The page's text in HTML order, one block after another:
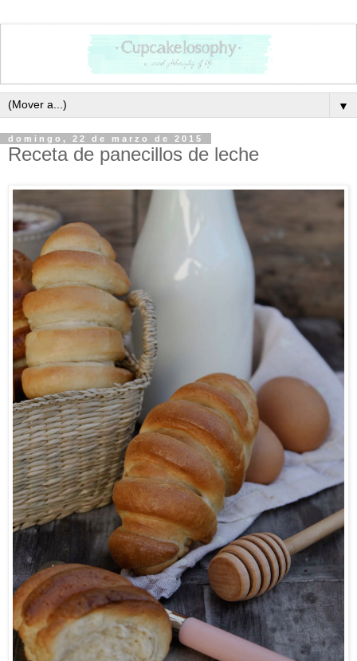
▼
domingo, 22 de marzo de 2015
Receta de panecillos de leche